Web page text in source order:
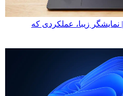
بررسی لپ‌تاپ Dell 16S | نمایشگر زیبا، عملکردی که